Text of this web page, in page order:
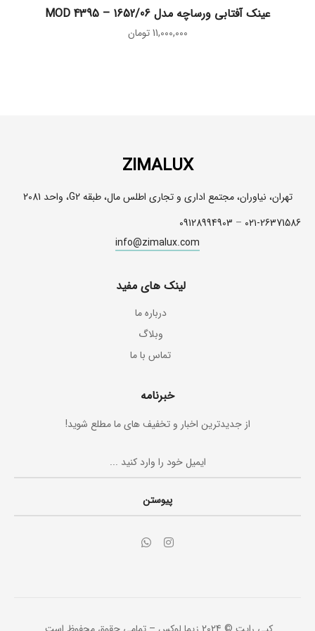
افزودن به سبد خرید
عینک آفتابی ورساچه مدل MOD 4395 – 1652/06
11,000,000 تومان
ZIMALUX
تهران، نیاوران، مجتمع اداری و تجاری اطلس مال، طبقه G2، واحد 2081
۰۲۱-26371586 –
09128994903
info@zimalux.com
لینک های مفید
درباره ما
وبلاگ
تماس با ما
خبرنامه
از جدیدترین اخبار و تخفیف های ما مطلع شوید!
پیوستن